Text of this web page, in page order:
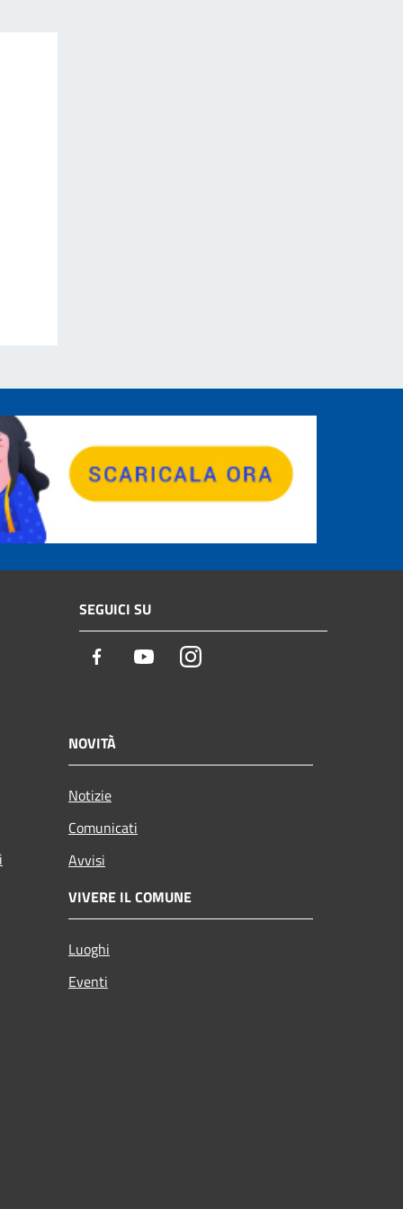
SEGUICI SU
Facebook YoutubeInstagram
NOVITÀ
Notizie
Comunicati
Avvisi
VIVERE IL COMUNE
Luoghi
Eventi